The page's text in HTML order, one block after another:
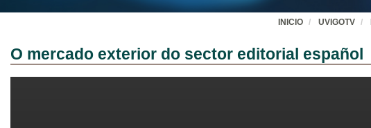
INICIO UVIGOTV
O mercado exterior do sector editorial español